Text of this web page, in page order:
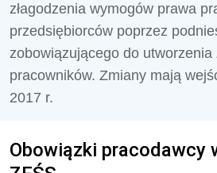
złagodzenia wymogów prawa
przedsiębiorców poprzez
zobowiązującego do
pracowników. Zmiany mają
2017 r.
Obowiązki pracodawcy